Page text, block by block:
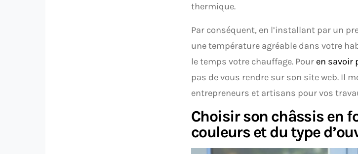
thermique.
Par conséquent, en l’installant par un
une température agréable dans votre
le temps votre chauffage. Pour en savoir
pas de vous rendre sur son site web. Il
entrepreneurs et artisans pour vos
Choisir son châssis en
couleurs et du type